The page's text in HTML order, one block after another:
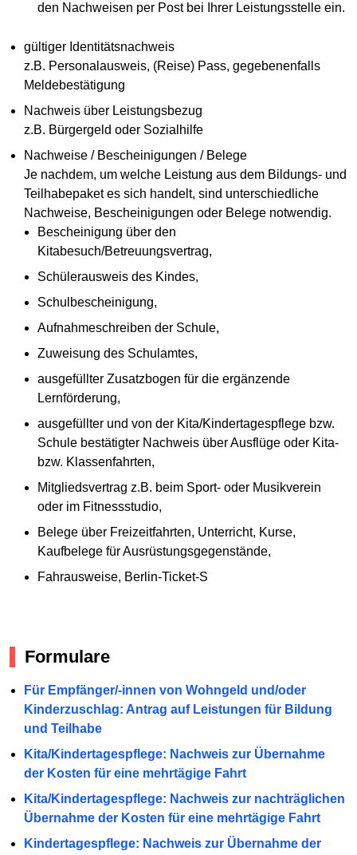
den Nachweisen per Post bei Ihrer Leistungsstelle ein.
gültiger Identitätsnachweis
z.B. Personalausweis, (Reise) Pass, gegebenenfalls
Meldebestätigung
Nachweis über Leistungsbezug
z.B. Bürgergeld oder Sozialhilfe
Nachweise / Bescheinigungen / Belege
Je nachdem, um welche Leistung aus dem Bildungs- und
Teilhabepaket es sich handelt, sind unterschiedliche
Nachweise, Bescheinigungen oder Belege notwendig.
Bescheinigung über den
Kitabesuch/Betreuungsvertrag,
Schülerausweis des Kindes,
Schulbescheinigung,
Aufnahmeschreiben der Schule,
Zuweisung des Schulamtes,
ausgefüllter Zusatzbogen für die ergänzende
Lernförderung,
ausgefüllter und von der Kita/Kindertagespflege bzw.
Schule bestätigter Nachweis über Ausflüge oder Kita-
bzw. Klassenfahrten,
Mitgliedsvertrag z.B. beim Sport- oder Musikverein
oder im Fitnessstudio,
Belege über Freizeitfahrten, Unterricht, Kurse,
Kaufbelege für Ausrüstungsgegenstände,
Fahrausweise, Berlin-Ticket-S
Formulare
Für Empfänger/-innen von Wohngeld und/oder
Kinderzuschlag: Antrag auf Leistungen für Bildung
und Teilhabe
Kita/Kindertagespflege: Nachweis zur Übernahme
der Kosten für eine mehrtägige Fahrt
Kita/Kindertagespflege: Nachweis zur nachträglichen
Übernahme der Kosten für eine mehrtägige Fahrt
Kindertagespflege: Nachweis zur Übernahme der